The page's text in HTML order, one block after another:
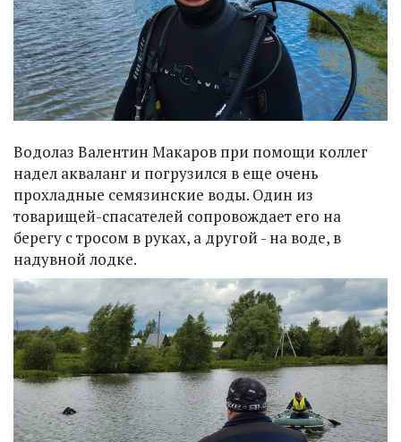
Водолаз Валентин Макаров при помощи коллег
надел акваланг и погрузился в еще очень
прохладные семязинские воды. Один из
товарищей-спасателей сопровождает его на
берегу с тросом в руках, а другой - на воде, в
надувной лодке.